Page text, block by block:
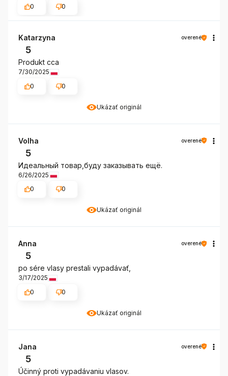
0 0
Ukázať originál
Katarzyna overené
5
Produkt cca
7/30/2025
0
0
Ukázať originál
Volha overené
5
Идеальный товар,буду заказывать ещё.
6/26/2025
0
0
Ukázať originál
Anna overené
5
po sére vlasy prestali vypadávať,
3/17/2025
0
0
Jana overené
5
Účinný proti vypadávaniu vlasov.